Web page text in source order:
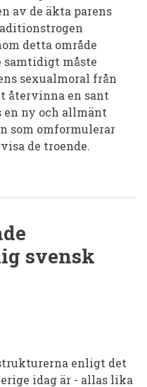
av de äkta parens
detta område
samtidigt måste
sexualmoral från
återvinna en sant
ny och allmänt
som omformulerar
de troende.
svensk
enligt det
idag är - allas lika